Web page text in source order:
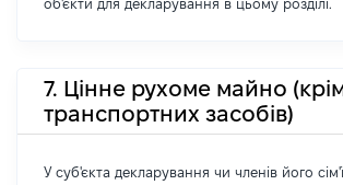
об'єкти для декларування в цьому розділі.
7. Цінне рухоме майно
транспортних засобів)
У суб'єкта декларування чи членів його сім'ї